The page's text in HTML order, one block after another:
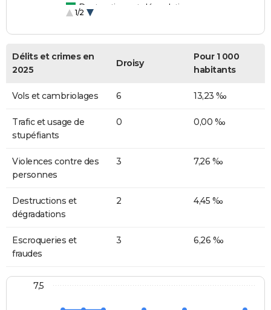
Destructions et dégradations
1/2
Délits et crimes en
2025
Droisy
Pour 1 000
habitants
Vols et cambriolages 6 13,23 ‰
Trafic et usage de
stupéfiants
0 0,00 ‰
Violences contre des
personnes
3 7,26 ‰
Destructions et
dégradations
2 4,45 ‰
Escroqueries et
fraudes
3 6,26 ‰
7,5